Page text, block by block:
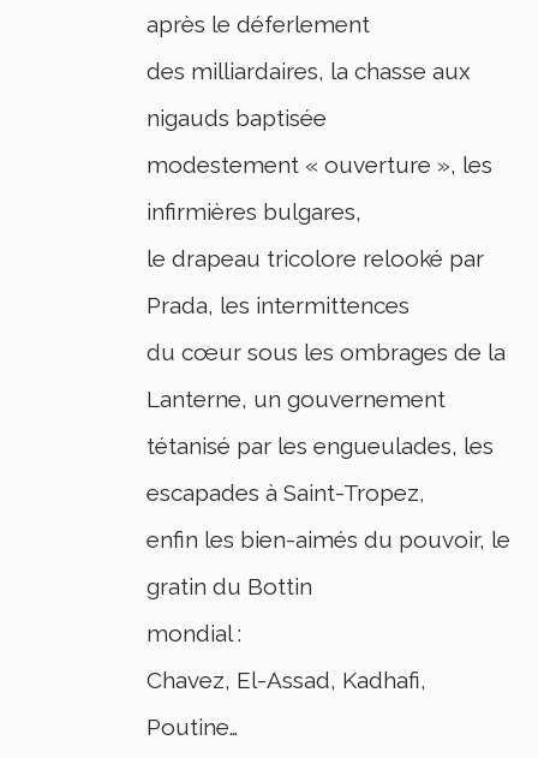
après le déferlement
des milliardaires, la chasse aux
nigauds baptisée
modestement « ouverture », les
infirmières bulgares,
le drapeau tricolore relooké par
Prada, les intermittences
du cœur sous les ombrages de la
Lanterne, un gouvernement
tétanisé par les engueulades, les
escapades à Saint-Tropez,
enfin les bien-aimés du pouvoir, le
gratin du Bottin
mondial :
Chavez, El-Assad, Kadhafi,
Poutine…